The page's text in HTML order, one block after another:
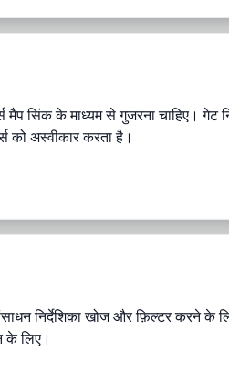
मैप सिंक के माध्यम से गुजरना चाहिए। गेट
को अस्वीकार करता है।
निर्देशिका खोज और फ़िल्टर करने के
के लिए।